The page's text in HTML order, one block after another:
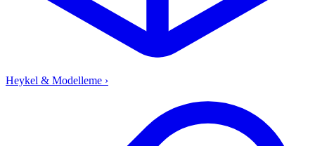
Heykel & Modelleme ›